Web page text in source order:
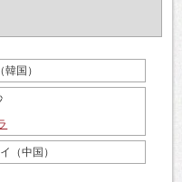
国）
（中国）